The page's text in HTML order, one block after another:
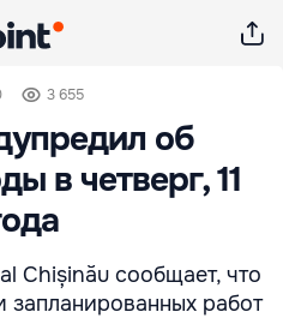
3 655
об
в четверг, 11
Chișinău сообщает, что
запланированных работ